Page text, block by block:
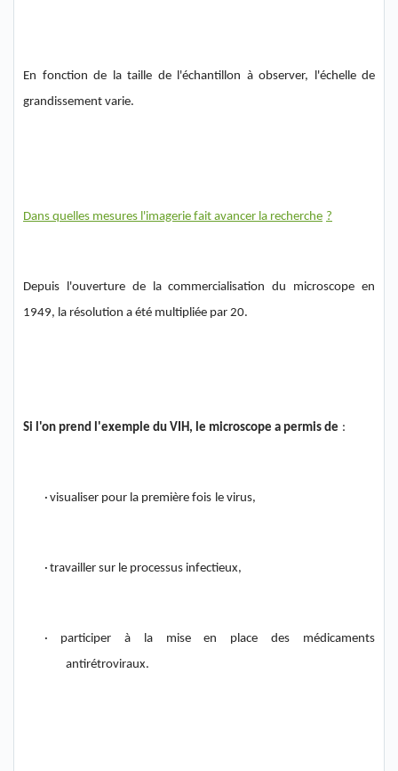
En fonction de la taille de l'échantillon à observer,
l'échelle de
grandissement varie.
Dans quelles mesures l'imagerie fait avancer la recherche ?
Depuis l'ouverture de la commercialisation du microscope en
1949, la résolution a été multipliée par 20.
Si l'on prend l'exemple du VIH, le microscope a permis de :
· visualiser pour la première fois le virus,
· travailler sur le processus infectieux,
· participer à la mise en placedes médicaments
antirétroviraux.